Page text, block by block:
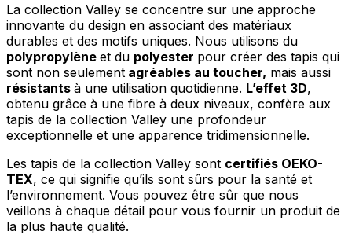
La collection Valley se concentre sur une approche
innovante du design en associant des matériaux
durables et des motifs uniques. Nous utilisons du
polypropylène et du polyester pour créer des tapis qui
sont non seulement agréables au toucher, mais aussi
résistants à une utilisation quotidienne. L’effet 3D,
obtenu grâce à une fibre à deux niveaux, confère aux
tapis de la collection Valley une profondeur
exceptionnelle et une apparence tridimensionnelle.
Les tapis de la collection Valley sont certifiés OEKO-
TEX, ce qui signifie qu’ils sont sûrs pour la santé et
l’environnement. Vous pouvez être sûr que nous
veillons à chaque détail pour vous fournir un produit de
la plus haute qualité.